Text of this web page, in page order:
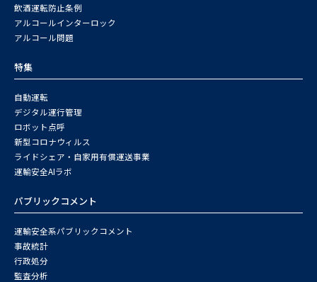
飲酒運転防止条例
アルコールインターロック
アルコール問題
特集
自動運転
デジタル運行管理
ロボット点呼
新型コロナウィルス
ライドシェア・自家用有償運送事業
運輸安全AIラボ
パブリックコメント
運輸安全系パブリックコメント
事故統計
行政処分
監査分析